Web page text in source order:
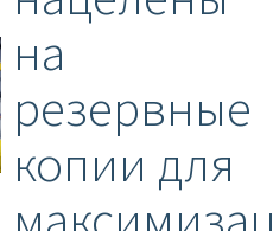
на
резервные
копии для